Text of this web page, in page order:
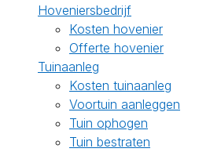
Hoveniersbedrijf
Kosten hovenier
Offerte hovenier
Tuinaanleg
Kosten tuinaanleg
Voortuin aanleggen
Tuin ophogen
Tuin bestraten